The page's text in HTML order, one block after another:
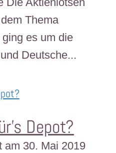
Thema
es um die
Deutsche...
Depot?
am 30. Mai 2019